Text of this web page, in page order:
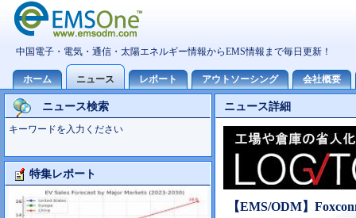
ニュース検索
キーワードを入力ください
特集レポート
Foxconn事業分析
ニュース詳細
【EMS/ODM】